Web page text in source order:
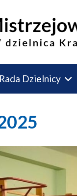
Rada Dzielnicy